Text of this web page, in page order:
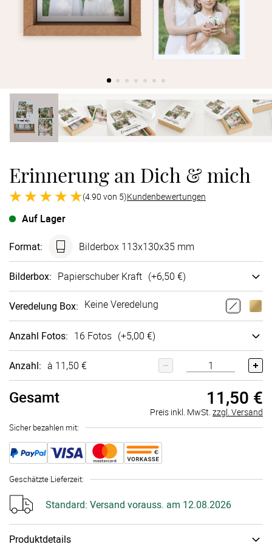
Erinnerung an Dich & mich
(4.90 von 5)Kundenbewertungen
Auf Lager
Format: Bilderbox 113x130x35 mm
Bilderbox: Papier­schuber Kraft (+6,50 €)
Veredelung Box: Keine Veredelung
Anzahl Fotos: 16 Fotos (+5,00 €)
Anzahl: à 11,50 €
Gesamt 11,50 €
Preis inkl. MwSt. zzgl. Versand
Sicher bezahlen mit:
Geschätzte Lieferzeit:
Standard: Versand vorauss. am 12.08.2026
Produktdetails